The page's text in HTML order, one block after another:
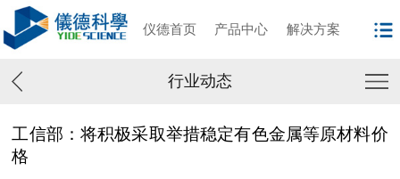
仪德首页 产品中心 解决方案
行业动态
工信部：将积极采取举措稳定有色金属等原材料价
格